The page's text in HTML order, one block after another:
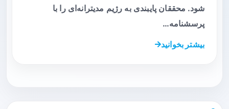
شود. محققان پایبندی به رژیم مدیترانه‌ای را با
پرسشنامه…
بیشتر بخوانید